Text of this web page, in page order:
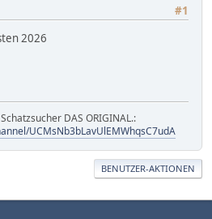
#1
2026
DAS ORIGINAL.:
UCMsNb3bLavUlEMWhqsC7udA
BENUTZER-AKTIONEN